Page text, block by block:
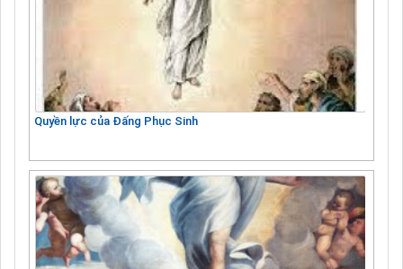
Quyền lực của Đấng Phục Sinh